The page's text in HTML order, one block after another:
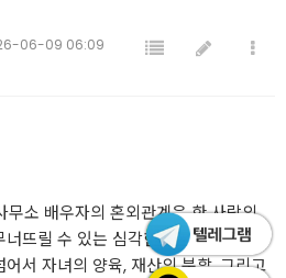
06-09 06:09
무소 배우자의 혼외관계은 한 사람의
뜨릴 수 있는 심각한 문제였어요.
서 자녀의 양육, 재산의 분할, 그리고